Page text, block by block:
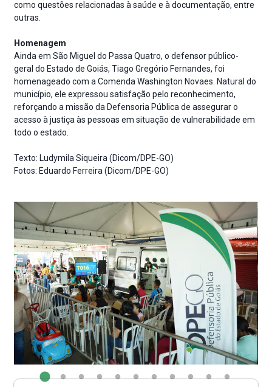
como questões relacionadas à saúde e à documentação, entre
outras.
Homenagem
Ainda em São Miguel do Passa Quatro, o defensor público-
geral do Estado de Goiás, Tiago Gregório Fernandes, foi
homenageado com a Comenda Washington Novaes. Natural do
município, ele expressou satisfação pelo reconhecimento,
reforçando a missão da Defensoria Pública de assegurar o
acesso à justiça às pessoas em situação de vulnerabilidade em
todo o estado.
Texto: Ludymila Siqueira (Dicom/DPE-GO)
Fotos: Eduardo Ferreira (Dicom/DPE-GO)